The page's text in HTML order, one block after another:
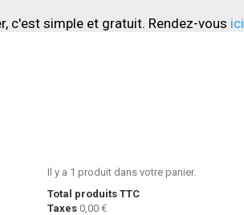
c'est simple et gratuit. Rendez-vous ici
Il y a 1 produit dans votre panier.
Total produits TTC
Taxes 0,00 €